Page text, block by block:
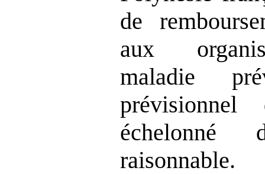
de
aux
maladie
prévisionnel
raisonnable.